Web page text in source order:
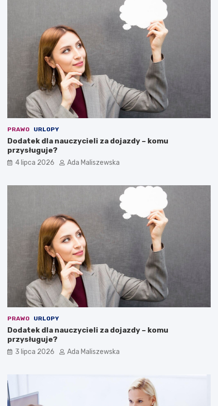
PRAWO URLOPY
Dodatek dla nauczycieli za dojazdy – komu
przysługuje?
4 lipca 2026 Ada Maliszewska
PRAWO URLOPY
Dodatek dla nauczycieli za dojazdy – komu
przysługuje?
3 lipca 2026 Ada Maliszewska